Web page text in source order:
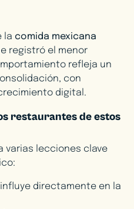
la comida mexicana
registró el menor
refleja un
con
digital.
restaurantes de estos
varias lecciones clave
directamente en la